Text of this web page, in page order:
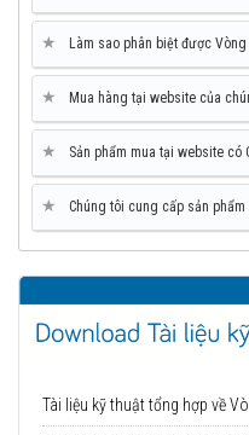
★ Làm sao phân biệt được Vòng
★ Mua hàng tại website của
★ Sản phẩm mua tại website có
★ Chúng tôi cung cấp sản phẩm
Tài liệu kỹ thuật tổng hợp về